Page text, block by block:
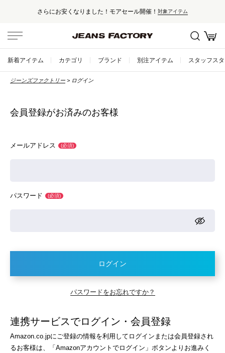
さらにお安くなりました！モアセール開催！ 対象アイテム
セール対象外アイテムは10%ポイント還元！
国内・海外500以上のブランドを取り揃えた高感度セレクトショップ
新規会員登録で500ptプレゼント！
新着アイテム カテゴリ ブランド 別注アイテム スタッフス
ジーンズファクトリー ログイン
会員登録がお済みのお客様
メールアドレス (必須)
パスワード (必須)
ログイン
パスワードをお忘れですか？
連携サービスでログイン・会員登録
Amazon.co.jpにご登録の情報を利用してログインまたは会員登録され
るお客様は、「Amazonアカウントでログイン」ボタンよりお進みく